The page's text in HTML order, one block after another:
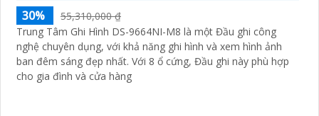
30%
55,310,000 ₫
Trung Tâm Ghi Hình DS-9664NI-M8 là một Đầu ghi công
nghệ chuyên dụng, với khả năng ghi hình và xem hình ảnh
ban đêm sáng đẹp nhất. Với 8 ổ cứng, Đầu ghi này phù hợp
cho gia đình và cửa hàng